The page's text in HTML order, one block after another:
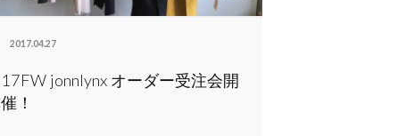
2017.04.27
17FW jonnlynx オーダー受注会開
催！